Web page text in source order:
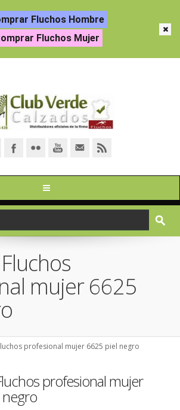
Fluchos Hombre
Fluchos Mujer
mujer 6625
profesional mujer 6625 piel negro
profesional mujer